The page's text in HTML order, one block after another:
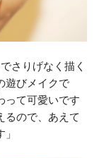
さりげなく描く
遊びメイクで
って可愛いです
るので、あえて